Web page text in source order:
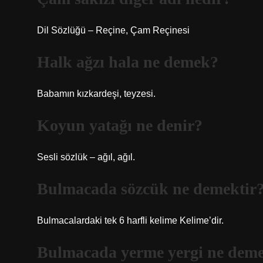
Dil Sözlüğü – Reçine, Çam Reçinesi
Halk ağzı hala ne demek?
Babamın kızkardeşi, teyzesi.
Koyun yatağı ne denir?
Sesli sözlük – ağıl, ağıl.
Bulmacada sözcük ne demektir?
Bulmacalardaki tek 6 harfli kelime Kelime’dir.
Bulmacada yerme yergi ne